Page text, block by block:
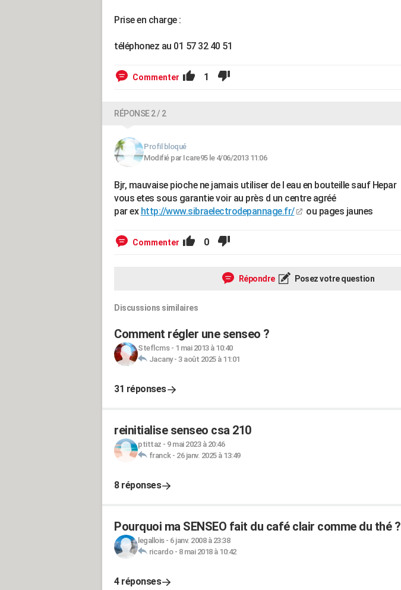
Prise en charge :
téléphonez au 01 57 32 40 51
Commenter 1
RÉPONSE 2 / 2
Profil bloqué
Modifié par Icare95 le 4/06/2013 11:06
Bjr, mauvaise pioche ne jamais utiliser de l eau en bouteille sauf Hepar
vous etes sous garantie voir au près d un centre agréé
par ex http://www.sibraelectrodepannage.fr/ ou pages jaunes
Commenter 0
Répondre Posez votre question
Discussions similaires
Comment régler une senseo ?
Steflcms- 1 mai 2013 à 10:40
Jacany- 3 août 2025 à 11:01
31 réponses
reinitialise senseo csa 210
ptittaz - 9 mai 2023 à 20:46
franck- 26 janv. 2025 à 13:49
8 réponses
Pourquoi ma SENSEO fait du café clair comme du thé ?
legallois- 6 janv. 2008 à 23:38
ricardo- 8 mai 2018 à 10:42
4 réponses